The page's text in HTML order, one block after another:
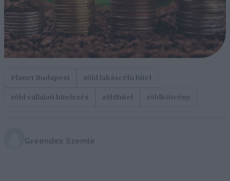
Planet Budapest
zöld lakáscélú hitel
zöld vállalati hitelezés
zöldhitel zöldkötvény
Greendex Szemle